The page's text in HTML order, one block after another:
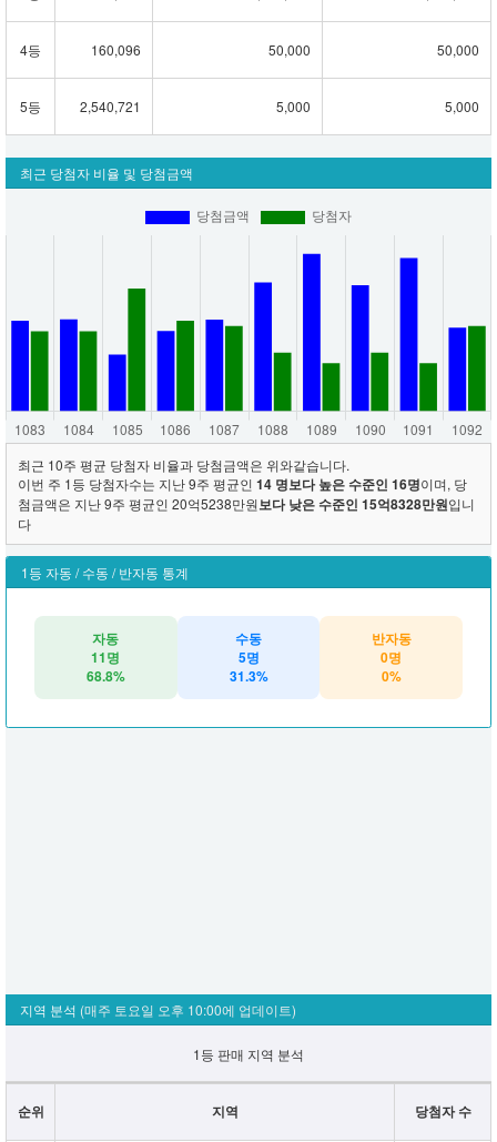
4등 160,096 50,000 50,000
5등 2,540,721 5,000 5,000
최근 당첨자 비율 및 당첨금액
최근 10주 평균 당첨자 비율과 당첨금액은 위와같습니다.
이번 주 1등 당첨자수는 지난 9주 평균인 14 명보다 높은 수준인 16명이며, 당
첨금액은 지난 9주 평균인 20억5238만원보다 낮은 수준인 15억8328만원입니
다
1등 자동 / 수동 / 반자동 통계
자동
11명
68.8%
수동
5명
31.3%
반자동
0명
0%
지역 분석 (매주 토요일 오후 10:00에 업데이트)
1등 판매 지역 분석
순위 지역 당첨자 수